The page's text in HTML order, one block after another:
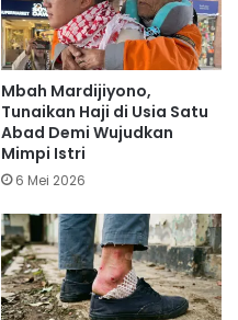
Mbah Mardijiyono,
Tunaikan Haji di Usia Satu
Abad Demi Wujudkan
Mimpi Istri
6 Mei 2026